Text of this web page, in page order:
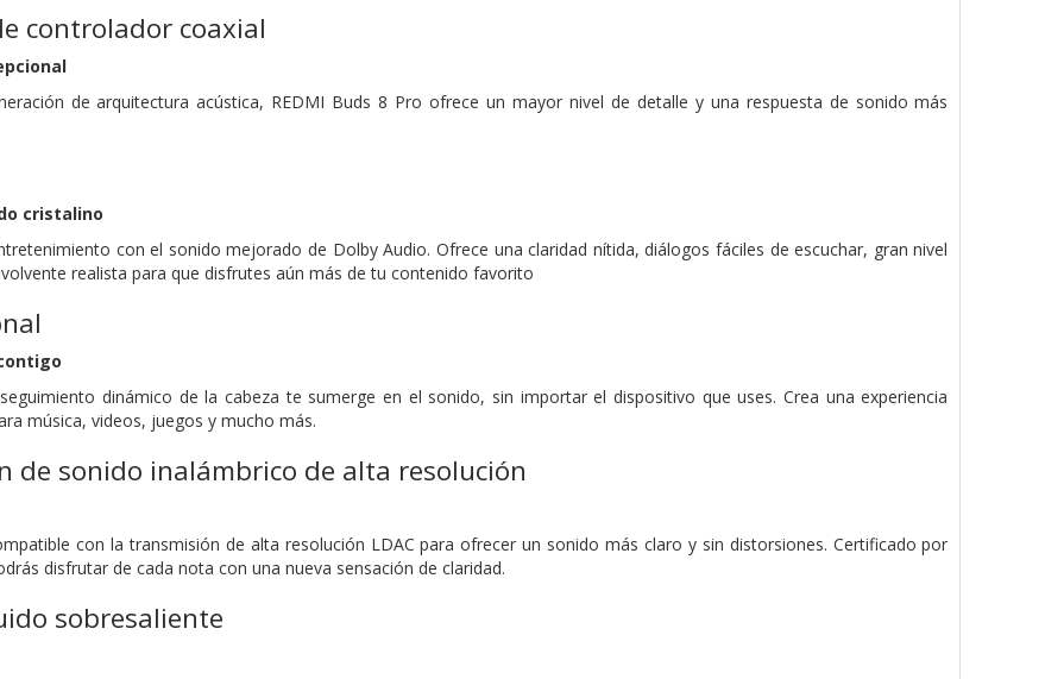
controlador coaxial
de arquitectura acústica, REDMI Buds 8 Pro ofrece un mayor nivel de detalle y una respuesta de sonido más
cristalino
con el sonido mejorado de Dolby Audio. Ofrece una claridad nítida, diálogos fáciles de escuchar, gran nivel
realista para que disfrutes aún más de tu contenido favorito
dinámico de la cabeza te sumerge en el sonido, sin importar el dispositivo que uses. Crea una experiencia
música, videos, juegos y mucho más.
de sonido inalámbrico de alta resolución
con la transmisión de alta resolución LDAC para ofrecer un sonido más claro y sin distorsiones. Certificado por
disfrutar de cada nota con una nueva sensación de claridad.
sobresaliente